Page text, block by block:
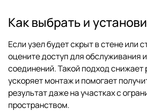
Как выбрать и
Если узел будет скрыт в стене или
оцените доступ для обслуживания
соединений. Такой подход снижает
ускоряет монтаж и помогает
результат даже на участках с
пространством.